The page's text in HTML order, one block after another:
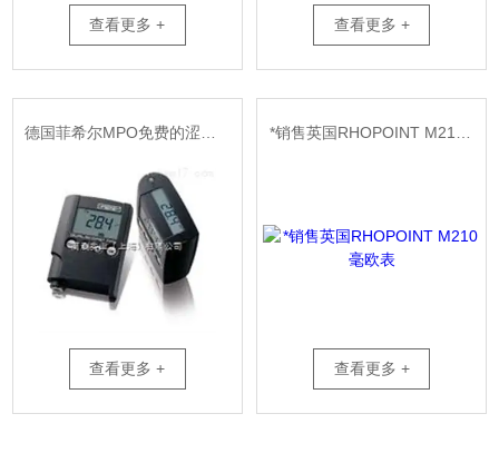
查看更多 + 查看更多 +
查看更多 + 查看更多 +